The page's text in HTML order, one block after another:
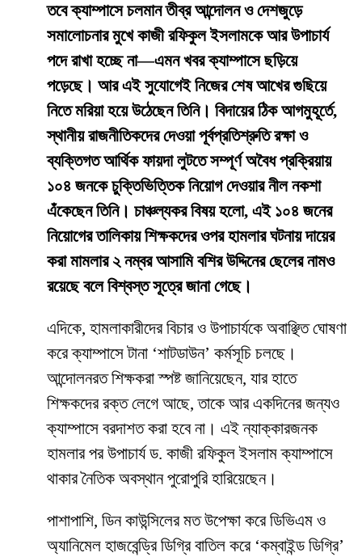
তবে ক্যাম্পাসে চলমান তীব্র আন্দোলন ও দেশজুড়ে
সমালোচনার মুখে কাজী রফিকুল ইসলামকে আর উপাচার্য
পদে রাখা হচ্ছে না—এমন খবর ক্যাম্পাসে ছড়িয়ে
পড়েছে। আর এই সুযোগেই নিজের শেষ আখের গুছিয়ে
নিতে মরিয়া হয়ে উঠেছেন তিনি। বিদায়ের ঠিক আগমুহূর্তে,
স্থানীয় রাজনীতিকদের দেওয়া পূর্বপ্রতিশ্রুতি রক্ষা ও
ব্যক্তিগত আর্থিক ফায়দা লুটতে সম্পূর্ণ অবৈধ প্রক্রিয়ায়
১০৪ জনকে চুক্তিভিত্তিক নিয়োগ দেওয়ার নীল নকশা
এঁকেছেন তিনি। চাঞ্চল্যকর বিষয় হলো, এই ১০৪ জনের
নিয়োগের তালিকায় শিক্ষকদের ওপর হামলার ঘটনায় দায়ের
করা মামলার ২ নম্বর আসামি বশির উদ্দিনের ছেলের নামও
রয়েছে বলে বিশ্বস্ত সূত্রে জানা গেছে।
​এদিকে, হামলাকারীদের বিচার ও উপাচার্যকে অবাঞ্ছিত ঘোষণা
করে ক্যাম্পাসে টানা ‘শাটডাউন’ কর্মসূচি চলছে।
আন্দোলনরত শিক্ষকরা স্পষ্ট জানিয়েছেন, যার হাতে
শিক্ষকদের রক্ত লেগে আছে, তাকে আর একদিনের জন্যও
ক্যাম্পাসে বরদাশত করা হবে না। এই ন্যাক্কারজনক
হামলার পর উপাচার্য ড. কাজী রফিকুল ইসলাম ক্যাম্পাসে
থাকার নৈতিক অবস্থান পুরোপুরি হারিয়েছেন।
​পাশাপাশি, ডিন কাউন্সিলের মত উপেক্ষা করে ডিভিএম ও
অ্যানিমেল হাজবেন্ড্রি ডিগ্রি বাতিল করে ‘কম্বাইন্ড ডিগ্রি’